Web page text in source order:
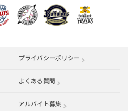
プライバシーポリシー
よくある質問
アルバイト募集 （別ウィンドウで開く